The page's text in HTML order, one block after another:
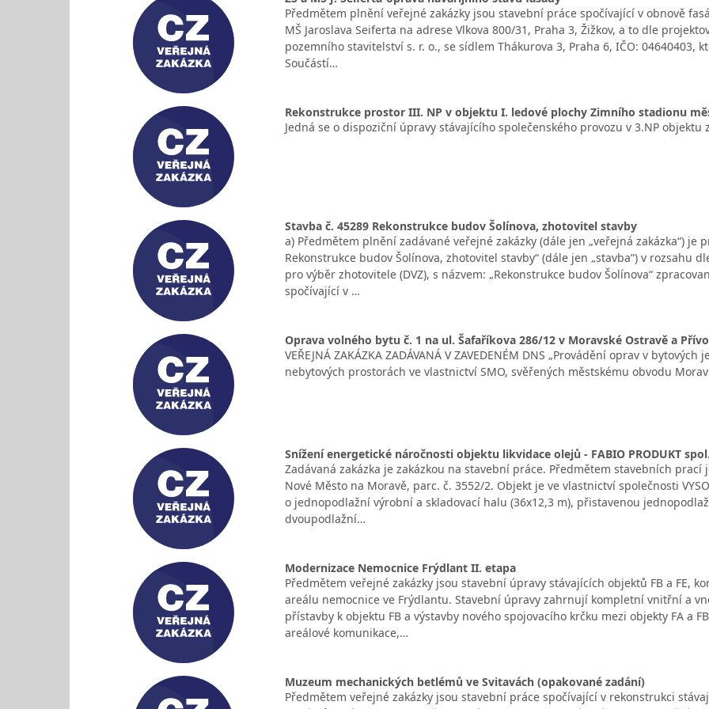
Předmětem plnění veřejné zakázky jsou stavební práce spočívající v obnově
MŠ Jaroslava Seiferta na adrese Vlkova 800/31, Praha 3, Žižkov, a to dle
pozemního stavitelství s. r. o., se sídlem Thákurova 3, Praha 6, IČO:
Součástí…
Rekonstrukce prostor III. NP v objektu I. ledové plochy Zimního stadionu
Jedná se o dispoziční úpravy stávajícího společenského provozu v 3.NP
Stavba č. 45289 Rekonstrukce budov Šolínova, zhotovitel stavby
a) Předmětem plnění zadávané veřejné zakázky (dále jen „veřejná zakázka“) je
Rekonstrukce budov Šolínova, zhotovitel stavby“ (dále jen „stavba“) v rozsahu
pro výběr zhotovitele (DVZ), s názvem: „Rekonstrukce budov Šolínova“
spočívající v …
Oprava volného bytu č. 1 na ul. Šafaříkova 286/12 v Moravské Ostravě a
VEŘEJNÁ ZAKÁZKA ZADÁVANÁ V ZAVEDENÉM DNS „Provádění oprav v
nebytových prostorách ve vlastnictví SMO, svěřených městskému obvodu
Snížení energetické náročnosti objektu likvidace olejů - FABIO PRODUKT
Zadávaná zakázka je zakázkou na stavební práce. Předmětem stavebních
Nové Město na Moravě, parc. č. 3552/2. Objekt je ve vlastnictví společnosti
o jednopodlažní výrobní a skladovací halu (36x12,3 m), přistavenou
dvoupodlažní…
Modernizace Nemocnice Frýdlant II. etapa
Předmětem veřejné zakázky jsou stavební úpravy stávajících objektů FB a FE,
areálu nemocnice ve Frýdlantu. Stavební úpravy zahrnují kompletní vnitřní a
přístavby k objektu FB a výstavby nového spojovacího krčku mezi objekty FA a
areálové komunikace,…
Muzeum mechanických betlémů ve Svitavách (opakované zadání)
Předmětem veřejné zakázky jsou stavební práce spočívající v rekonstrukci